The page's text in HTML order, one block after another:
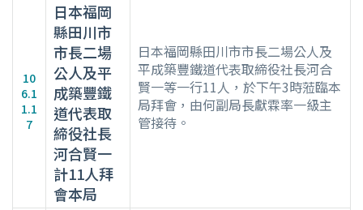
10
6.1
1.1
7
日本福岡
縣田川市
市長二場
公人及平
成築豐鐵
道代表取
締役社長
河合賢一
計11人拜
會本局
日本福岡縣田川市市長二場公人及
平成築豐鐵道代表取締役社長河合
賢一等一行11人，於下午3時蒞臨本
局拜會，由何副局長獻霖率一級主
管接待。